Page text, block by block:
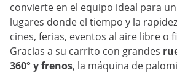
convierte en el equipo ideal para
lugares donde el tiempo y la
cines, ferias, eventos al aire libre o
Gracias a su carrito con grandes
360° y frenos, la máquina de